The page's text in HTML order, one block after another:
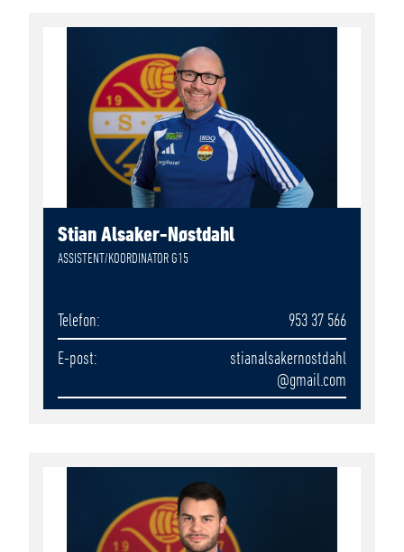
Stian Alsaker-Nøstdahl
ASSISTENT/KOORDINATOR G15
Telefon
953 37 566
E-post
stianalsakernostdahl
@gmail.com